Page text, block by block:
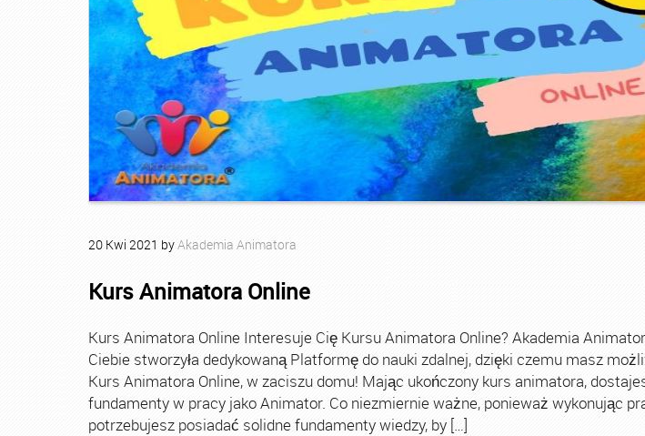
20 Kwi 2021 byAkademia Animatora
Kurs Animatora Online
Kurs Animatora Online Interesuje Cię Kursu Animatora Online? Akademia
Ciebie stworzyła dedykowaną Platformę do nauki zdalnej, dzięki czemu masz
Kurs Animatora Online, w zaciszu domu! Mając ukończony kurs animatora,
fundamenty w pracy jako Animator. Co niezmiernie ważne, ponieważ wykonując
potrzebujesz posiadać solidne fundamenty wiedzy, by […]